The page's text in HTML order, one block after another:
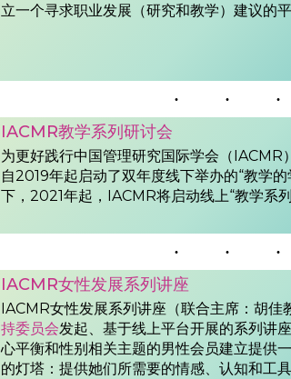
立一个寻求职业发展（研究和教学）建议的
IACMR教学系列研讨会
为更好践行中国管理研究国际学会（IACMR
自2019年起启动了双年度线下举办的“教学
下，2021年起，IACMR将启动线上“教学系列
IACMR女性发展系列讲座
IACMR女性发展系列讲座（联合主席：胡
持委员会发起、基于线上平台开展的系列讲
心平衡和性别相关主题的男性会员建立提供
的灯塔：提供她们所需要的情感、认知和工